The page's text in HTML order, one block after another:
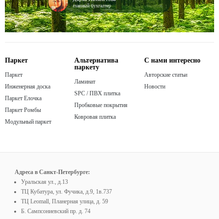
главный бухгалтер
Паркет
Паркет
Инженерная доска
Паркет Елочка
Паркет Ромбы
Модульный паркет
Альтернатива
паркету
Ламинат
SPC / ПВХ плитка
Пробковые покрытия
Ковровая плитка
С нами интересно
Авторские статьи
Новости
Адреса в Санкт-Петербурге:
Уральская ул., д.13
ТЦ Кубатура, ул. Фучика, д.9, 1в.737
ТЦ Leomall, Планерная улица, д. 59
Б. Сампсониевский пр. д. 74